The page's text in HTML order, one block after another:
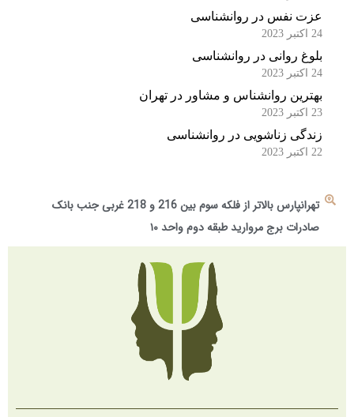
عزت نفس در روانشناسی
بلوغ روانی در روانشناسی
بهترین روانشناس و مشاور در تهران
زندگی زناشویی در روانشناسی
تهرانپارس بالاتر از فلکه سوم بین 216 و 218 غربی جنب بانک
صادرات برج مروارید طبقه دوم واحد ۱۰